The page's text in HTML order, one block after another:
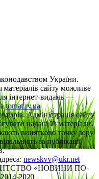
України.
сайту можливе
інтернет-видань —
tomat.rv.ua
Адміністрація сайту
надані їй матеріали.
винятково точку зору
за публікації
newskvv@ukr.net
«НОВИНИ ПО-
2020